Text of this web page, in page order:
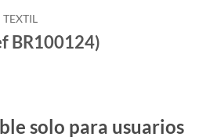
TEXTIL
BR100124)
solo para usuarios